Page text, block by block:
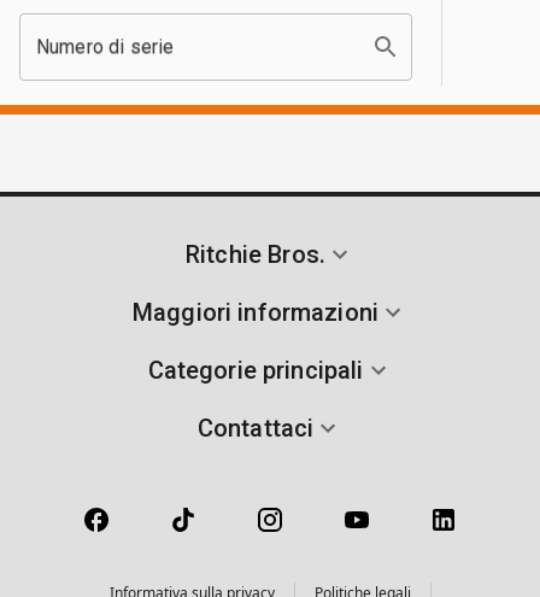
Numero di serie
Ritchie Bros.
Maggiori informazioni
Categorie principali
Contattaci
Informativa sulla privacy
Politiche legali